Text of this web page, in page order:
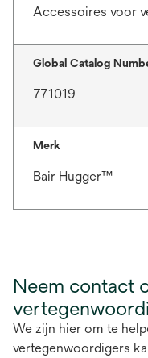
Accessoires voor
Global Catalog
771019
Merk
Bair Hugger™
Neem contact
We zijn hier om te
vertegenwoordigers